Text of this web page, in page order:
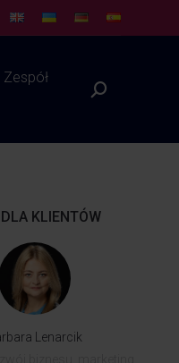
Zespół
KLIENTÓW
Lenarcik